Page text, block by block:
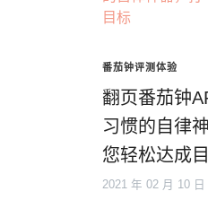
番茄钟评测体验
翻页番茄钟
习惯的自律
您轻松达成
2021 年 02 月 10 日